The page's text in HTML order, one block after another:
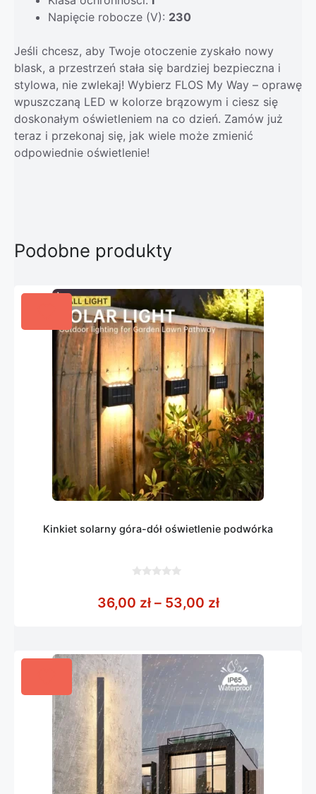
Napięcie robocze (V): 230
Jeśli chcesz, aby Twoje otoczenie zyskało nowy
blask, a przestrzeń stała się bardziej bezpieczna i
stylowa, nie zwlekaj! Wybierz FLOS My Way – oprawę
wpuszczaną LED w kolorze brązowym i ciesz się
doskonałym oświetleniem na co dzień. Zamów już
teraz i przekonaj się, jak wiele może zmienić
odpowiednie oświetlenie!
Podobne produkty
Kinkiet solarny góra-dół oświetlenie podwórka
5
36,00 zł – 53,00 złZakres cen: